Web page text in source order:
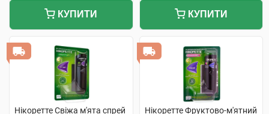
КУПИТИ КУПИТИ
Нікоретте Свіжа м'ята спрей
Нікоретте Фруктово-м'ятний